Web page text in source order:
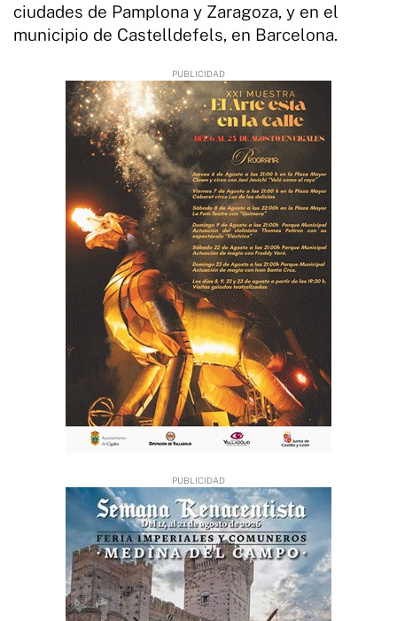
ciudades de Pamplona y Zaragoza, y en el
municipio de Castelldefels, en Barcelona.